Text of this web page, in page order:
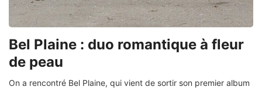
Bel Plaine : duo romantique à fleur
de peau
On a rencontré Bel Plaine, qui vient de sortir son premier album